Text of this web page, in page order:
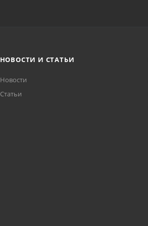
НОВОСТИ И СТАТЬИ
Новости
Статьи